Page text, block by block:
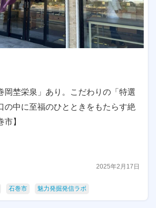
岡埜栄泉」あり。こだわりの「特選
の中に至福のひとときをもたらす絶
】
2025年2月17日
石巻市 魅力発掘発信ラボ